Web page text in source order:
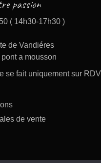
( 14h30-17h30 )
de Vandiéres
a mousson
se fait uniquement sur RDV
de vente